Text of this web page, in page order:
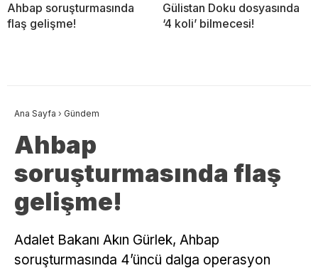
Ahbap soruşturmasında
flaş gelişme!
Gülistan Doku dosyasında
‘4 koli’ bilmecesi!
Ana Sayfa › Gündem
Ahbap
soruşturmasında flaş
gelişme!
Adalet Bakanı Akın Gürlek, Ahbap
soruşturmasında 4’üncü dalga operasyon